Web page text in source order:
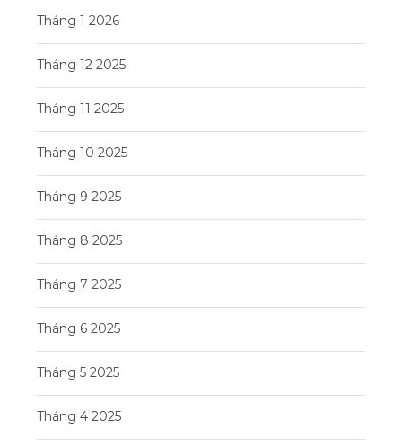
Tháng 1 2026
Tháng 12 2025
Tháng 11 2025
Tháng 10 2025
Tháng 9 2025
Tháng 8 2025
Tháng 7 2025
Tháng 6 2025
Tháng 5 2025
Tháng 4 2025